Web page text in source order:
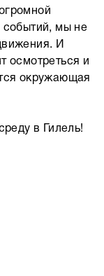
событий, мы не
И
осмотреться и
окружающая
в Гилель!